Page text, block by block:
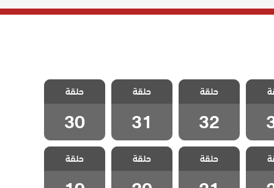
مسلسل ليلى
الحلقة 32
حلقة
32
مسلسل ليلى
الحلقة 31
حلقة
31
مسلسل ليلى
الحلقة 30
حلقة
30
مسلسل ليلى
الحلقة 21
حلقة
مسلسل ليلى
الحلقة 20
حلقة
مسلسل ليلى
الحلقة 19
حلقة